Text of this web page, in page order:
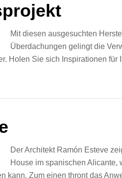
Mit diesen ausgesuchten
Überdachungen gelingt die
Holen Sie sich Inspirationen für
Der Architekt Ramón Esteve
House im spanischen Alicante,
kann. Zum einen thront das